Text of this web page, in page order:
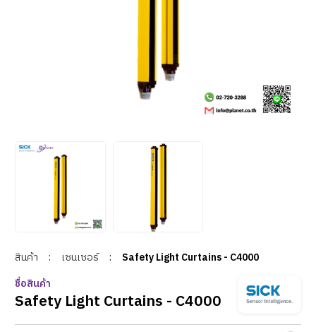
สินค้า : เซนเซอร์ :
Safety Light Curtains - C4000
ชื่อสินค้า
Safety Light Curtains - C4000